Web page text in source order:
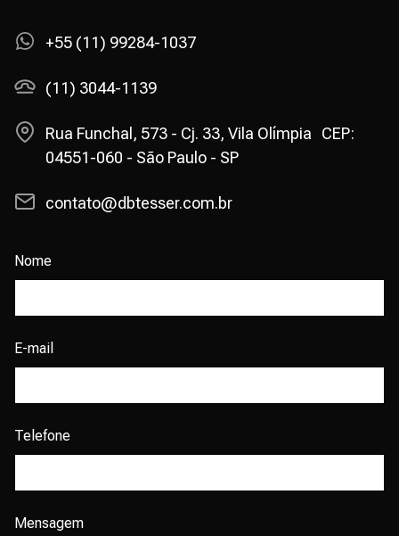
+55 (11) 99284-1037
(11) 3044-1139
Rua Funchal, 573 - Cj. 33, Vila Olímpia CEP:
04551-060 - São Paulo - SP
contato@dbtesser.com.br
Nome
E-mail
Telefone
Mensagem